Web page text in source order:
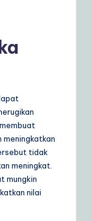
meningkatkan
tidak
meningkat.
mungkin
nilai